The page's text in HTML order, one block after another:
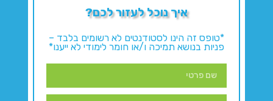
איך נוכל לעזור לכם?
*טופס זה הינו לסטודנטים לא רשומים בלבד –
פניות בנושא תמיכה ו/או חומר לימודי לא ייענו*